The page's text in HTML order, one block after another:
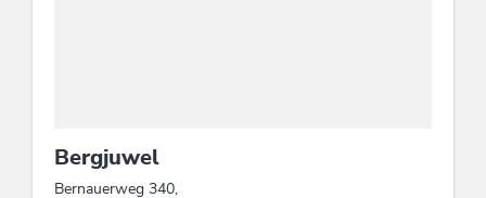
Wellness
Bergjuwel
Bernauerweg 340,